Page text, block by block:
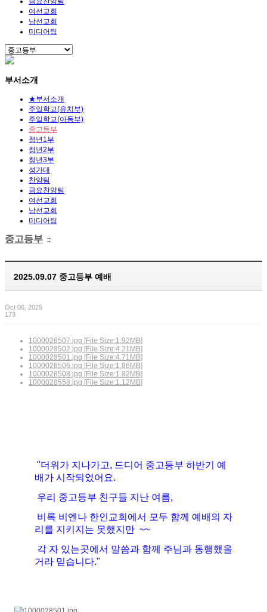
여선교회
남선교회
미디어팀
부서소개
★부서소개
주일학교(유치부)
주일학교(아동부)
중고등부
청년1부
청년2부
청년3부
성가대
찬양팀
금요찬양팀
여선교회
남선교회
미디어팀
중고등부 ::
2025.09.07 중고등부 예배
Oct 06, 2025
173
1000028507.jpg [File Size:1.92MB]
1000028502.jpg [File Size:4.21MB]
1000028501.jpg [File Size:4.71MB]
1000028506.jpg [File Size:1.86MB]
1000028508.jpg [File Size:1.82MB]
1000028558.jpg [File Size:1.12MB]
"더위가 지나가고, 드디어 중고등부 하반기 예
배가 시작되었어요.
우리 중고등부 친구들 지난 여름,
비록 비엔나 한인교회에서 모두 함께 예배의 자
리를 지키지는 못했지만 ~~
각 자 있는곳에서 말씀과 함께 주님과 동행했을
거라 믿습니다."